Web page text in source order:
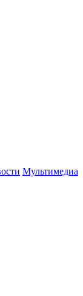
Мультимедиа